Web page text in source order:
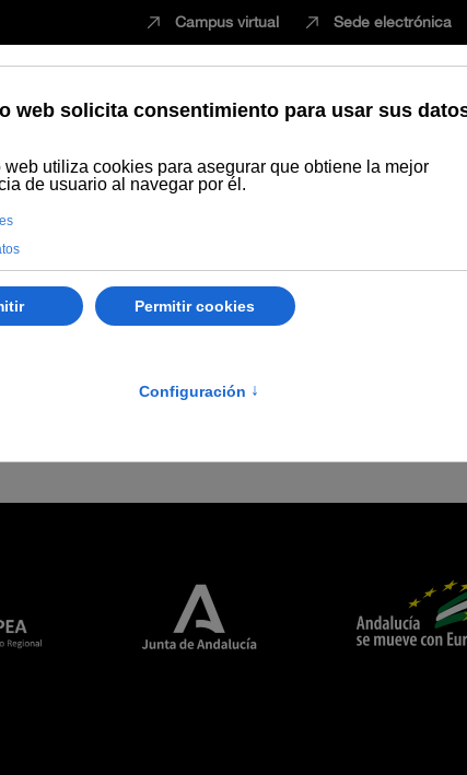
Campus virtual Sede electrónica
EstudiarInnovaciónVida universitaria
epidemias
El presente de los procesos